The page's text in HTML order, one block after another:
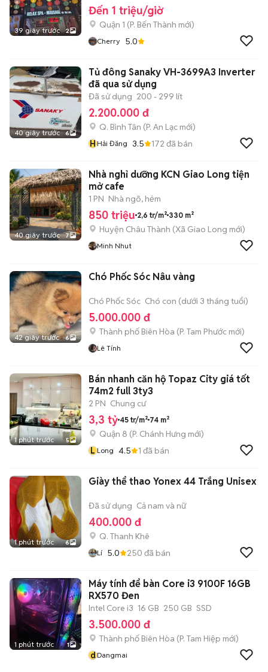
39 giây trước 2
Đến 1 triệu/giờ
Quận 1 (P. Bến Thành mới)
Cherry 5.0
40 giây trước 6
Tủ đông Sanaky VH-3699A3 Inverter
đã qua sử dụng
Đã sử dụng 200 - 299 lít
2.200.000 đ
Q. Bình Tân (P. An Lạc mới)
HHải Đăng 3.5 172 đã bán
40 giây trước 7
Nhà nghỉ dưỡng KCN Giao Long tiện
mở cafe
1 PN Nhà ngõ, hẻm
850 triệu 2,6 tr/m² 330 m²
Huyện Châu Thành (Xã Giao Long mới)
Minh Nhut
42 giây trước 6
Chó Phốc Sóc Nâu vàng
Chó Phốc Sóc Chó con (dưới 3 tháng tuổi)
5.000.000 đ
Thành phố Biên Hòa (P. Tam Phước mới)
Lê Tính
1 phút trước 5
Bán nhanh căn hộ Topaz City giá tốt
74m2 full 3ty3
2 PN Chung cư
3,3 tỷ 45 tr/m² 74 m²
Quận 8 (P. Chánh Hưng mới)
L Long 4.5 1 đã bán
1 phút trước 6
Giày thể thao Yonex 44 Trắng Unisex
Đã sử dụng Cả nam và nữ
400.000 đ
Q. Thanh Khê
Lí 5.0 250 đã bán
1 phút trước 1
Máy tính để bàn Core i3 9100F 16GB
RX570 Đen
Intel Core i3 16 GB 250 GB SSD
3.500.000 đ
Thành phố Biên Hòa (P. Tam Hiệp mới)
dDangmai